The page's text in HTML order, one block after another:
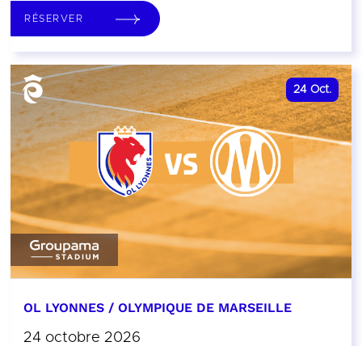
RÉSERVER
24 Oct.
OL LYONNES / OLYMPIQUE DE MARSEILLE
24 octobre 2026